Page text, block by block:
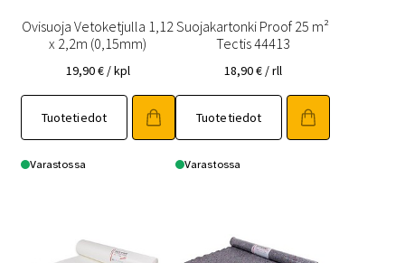
Ovisuoja Vetoketjulla 1,12
x 2,2m (0,15mm)
19,90€ / kpl
Tuotetiedot
Varastossa
Suojakartonki Proof 25 m²
Tectis 44413
18,90€ / rll
Tuotetiedot
Varastossa